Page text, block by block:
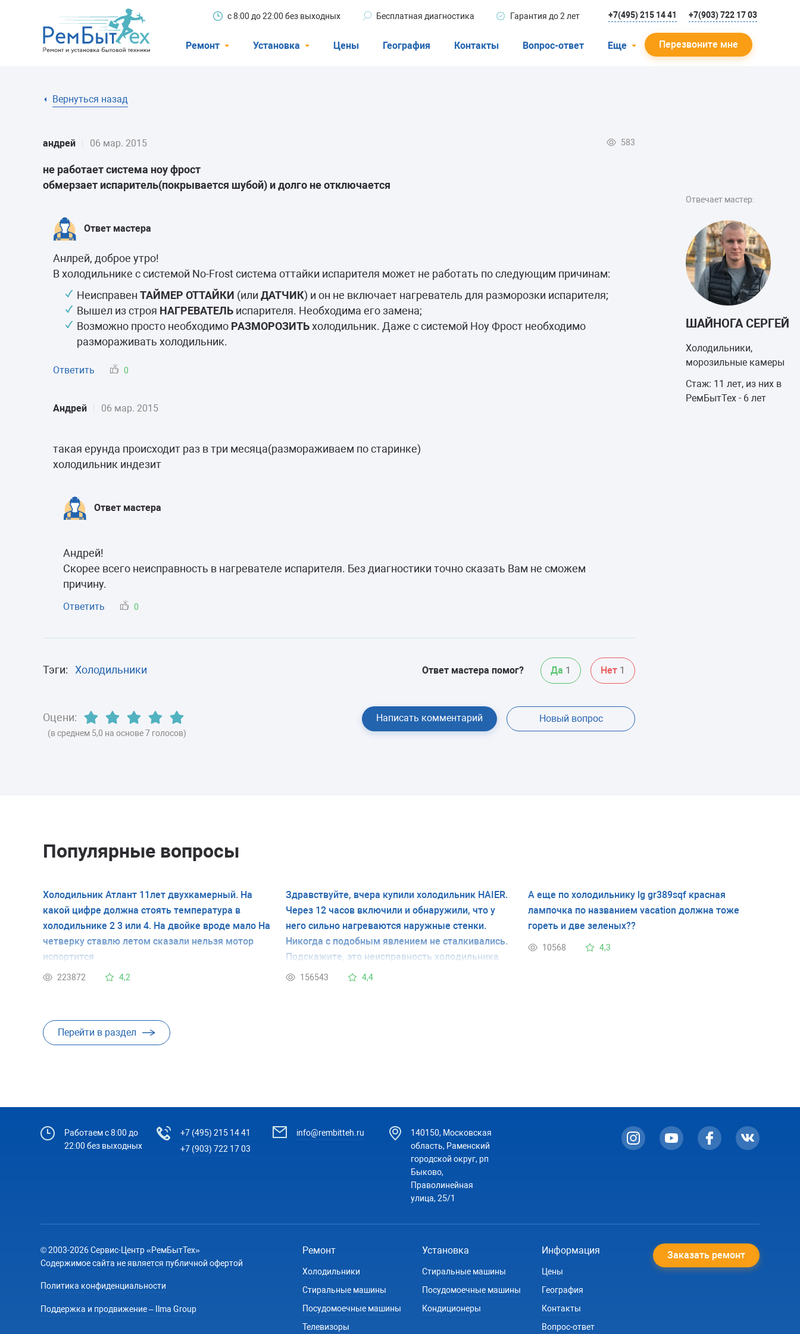
с 8:00 до 22:00 без выходных Бесплатная диагностика Гарантия до 2 лет +7(495) 215 14 41 +7(903) 722 17 03
Ремонт
Кондиционеры
Морозильные камеры
Сушильные машины
Установка Цены География Контакты Вопрос-ответ Еще
Мастера
Перезвоните мне
Вернуться назад
андрей 06 мар. 2015 583
не работает система ноу фрост
обмерзает испаритель(покрывается шубой) и долго не отключается
Отвечает мастер:
ШАЙНОГА СЕРГЕЙ
Холодильники,
морозильные камеры
Стаж: 11 лет, из них в
РемБытТех - 6 лет
Ответ мастера
Анлрей, доброе утро!
В холодильнике с системой No-Frost система оттайки испарителя может не работать по следующим причинам:
Неисправен ТАЙМЕР ОТТАЙКИ (или ДАТЧИК) и он не включает нагреватель для разморозки испарителя;
Вышел из строя НАГРЕВАТЕЛЬ испарителя. Необходима его замена;
Возможно просто необходимо РАЗМОРОЗИТЬхолодильник. Даже с системой Ноу Фрост необходимо
размораживать холодильник.
Ответить 0
Андрей 06 мар. 2015
такая ерунда происходит раз в три месяца(размораживаем по старинке)
холодильник индезит
Ответ мастера
Андрей!
Скорее всего неисправность в нагревателе испарителя. Без диагностики точно сказать Вам не сможем
причину.
Ответить 0
Тэги: Холодильники Ответ мастера помог? Да 1 Нет 1
Оцени:
(в среднем 5,0 на основе 7 голосов)
Написать комментарий Новый вопрос
Популярные вопросы
Холодильник Атлант 11лет двухкамерный. На
какой цифре должна стоять температура в
холодильнике 2 3 или 4. На двойке вроде мало На
четверку ставлю летом сказали нельзя мотор
испортится
223872 4,2
Здравствуйте, вчера купили холодильник HAIER.
Через 12 часов включили и обнаружили, что у
него сильно нагреваются наружные стенки.
Никогда с подобным явлением не сталкивались.
Подскажите, это неисправность холодильника
или это временное явление. Спасибо.
156543 4,4
А еще по холодильнику lg gr389sqf красная
лампочка по названием vacation должна тоже
гореть и две зеленых??
10568 4,3
Перейти в раздел
Работаем с 8:00 до
22:00 без выходных
+7 (495) 215 14 41
+7 (903) 722 17 03
info@rembitteh.ru
140150, Московская
область, Раменский
городской округ, рп
Быково,
Праволинейная
улица, 25/1
© 2003-2026 Сервис-Центр «РемБытТех»
Содержимое сайта не является публичной офертой
Политика конфиденциальности
Поддержка и продвижение – Ilma Group
Ремонт
Холодильники
Стиральные машины
Посудомоечные машины
Телевизоры
Установка
Стиральные машины
Посудомоечные машины
Кондиционеры
Информация
Цены
География
Контакты
Вопрос-ответ
Заказать ремонт